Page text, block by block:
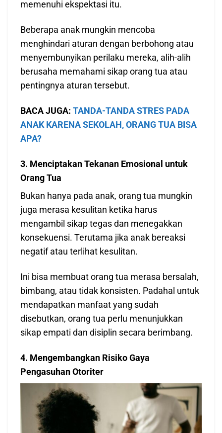
memenuhi ekspektasi itu.
Beberapa anak mungkin mencoba
menghindari aturan dengan berbohong atau
menyembunyikan perilaku mereka, alih-alih
berusaha memahami sikap orang tua atau
pentingnya aturan tersebut.
BACA JUGA:TANDA-TANDA STRES PADA
ANAK KARENA SEKOLAH, ORANG TUA BISA
APA?
3. Menciptakan Tekanan Emosional untuk
Orang Tua
Bukan hanya pada anak, orang tua mungkin
juga merasa kesulitan ketika harus
mengambil sikap tegas dan menegakkan
konsekuensi. Terutama jika anak bereaksi
negatif atau terlihat kesulitan.
Ini bisa membuat orang tua merasa bersalah,
bimbang, atau tidak konsisten. Padahal untuk
mendapatkan manfaat yang sudah
disebutkan, orang tua perlu menunjukkan
sikap empati dan disiplin secara berimbang.
4. Mengembangkan Risiko Gaya
Pengasuhan Otoriter